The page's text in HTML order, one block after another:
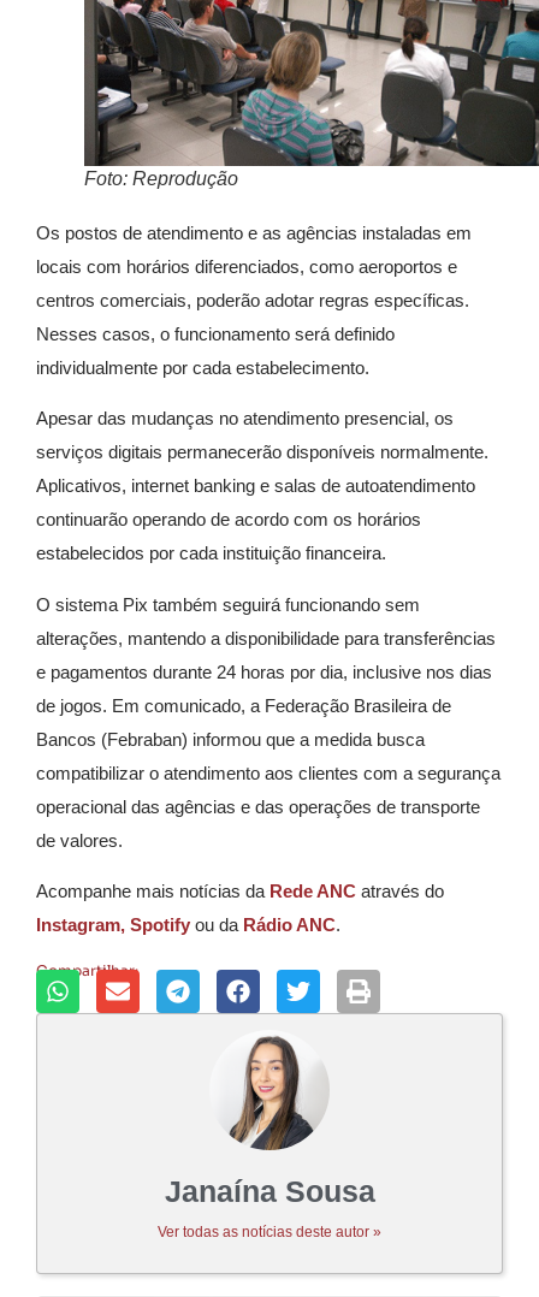
Foto: Reprodução
Os postos de atendimento e as agências instaladas em
locais com horários diferenciados, como aeroportos e
centros comerciais, poderão adotar regras específicas.
Nesses casos, o funcionamento será definido
individualmente por cada estabelecimento.
Apesar das mudanças no atendimento presencial, os
serviços digitais permanecerão disponíveis normalmente.
Aplicativos, internet banking e salas de autoatendimento
continuarão operando de acordo com os horários
estabelecidos por cada instituição financeira.
O sistema Pix também seguirá funcionando sem
alterações, mantendo a disponibilidade para transferências
e pagamentos durante 24 horas por dia, inclusive nos dias
de jogos. Em comunicado, a Federação Brasileira de
Bancos (Febraban) informou que a medida busca
compatibilizar o atendimento aos clientes com a segurança
operacional das agências e das operações de transporte
de valores.
Acompanhe mais notícias da Rede ANC através do
Instagram, Spotify ou da Rádio ANC.
Compartilhar:
Janaína Sousa
Ver todas as notícias deste autor »